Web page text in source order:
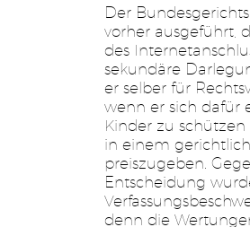
Der
vorher ausgeführt,
des
sekundäre
er selber für
wenn er sich dafür
Kinder zu
in einem
preiszugeben.
Entscheidung
denn die